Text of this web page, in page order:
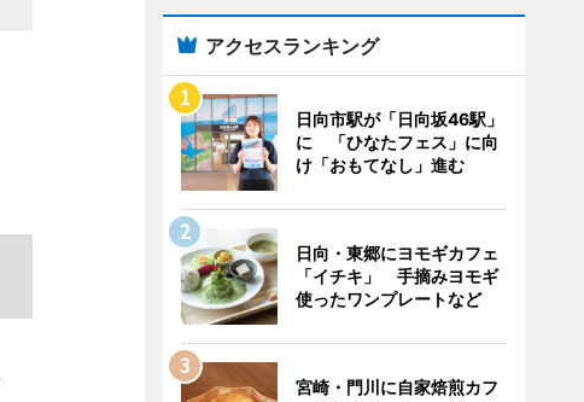
アクセスランキング
日向市駅が「日向坂46駅」
に 「ひなたフェス」に向
け「おもてなし」進む
日向・東郷にヨモギカフェ
「イチキ」 手摘みヨモギ
使ったワンプレートなど
宮崎・門川に自家焙煎カフ